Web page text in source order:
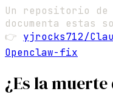
Un repositorio de
documenta estas
👉 yjrocks712/
Openclaw-fix
¿Es la muerte